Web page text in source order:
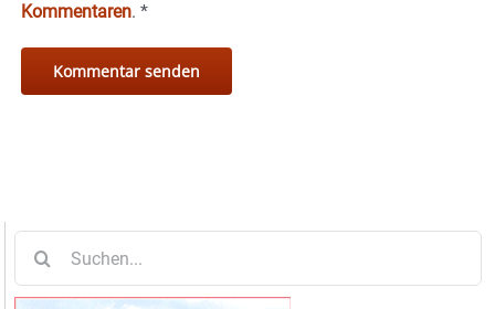
Kommentaren. *
nach: